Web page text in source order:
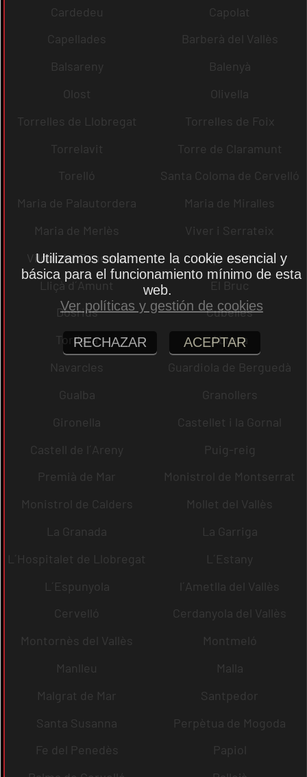
Cardedeu
Capolat
Capellades
Barberà del Vallès
Balsareny
Balenyà
Olost
Olivella
Torrelles de Llobregat
Torrelles de Foix
Torrelavit
Torre de Claramunt
Torelló
Santa Coloma de Cervelló
Maria de Palautordera
Maria de Miralles
Maria de Merlès
Viver i Serrateix
Vilobí del Penedès
Lliçà de Vall
Lliçà d´Amunt
El Bruc
Dosrius
Cubelles
Tordera
Abrera
Navarcles
Guardiola de Berguedà
Gualba
Granollers
Gironella
Castellet i la Gornal
Castell de l´Areny
Puig-reig
Premià de Mar
Monistrol de Montserrat
Monistrol de Calders
Mollet del Vallès
La Granada
La Garriga
L´Hospitalet de Llobregat
L´Estany
L´Espunyola
l´Ametlla del Vallès
Cervelló
Cerdanyola del Vallès
Montornès del Vallès
Montmeló
Manlleu
Malla
Malgrat de Mar
Santpedor
Santa Susanna
Perpètua de Mogoda
Fe del Penedès
Papiol
Utilizamos solamente la cookie esencial y
básica para el funcionamiento mínimo de esta
web.
Ver políticas y gestión de cookies
RECHAZAR ACEPTAR